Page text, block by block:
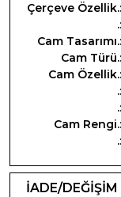
Çerçeve Özellik.:
.:
Cam Tasarımı.:
Cam Türü.:
Cam Özellik.:
.:
.:
Cam Rengi.:
.:
İADE/DEĞİŞİM